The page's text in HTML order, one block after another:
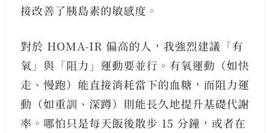
接改善了胰島素的敏感度。
對於 HOMA-IR 偏高的人，我強烈建議「有
氧」與「阻力」運動要並行。有氧運動（如快
走、慢跑）能直接消耗當下的血糖，而阻力運
動（如重訓、深蹲）則能長久地提升基礎代謝
率。哪怕只是每天飯後散步 15 分鐘，或者在